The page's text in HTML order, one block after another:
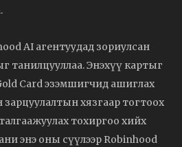
AI агентуудад зориулсан
танилцууллаа. Энэхүү картыг
Card эзэмшигчид ашиглах
зарцуулалтын хязгаар тогтоох
тохиргоо хийх
энэ оны сүүлээр Robinhood